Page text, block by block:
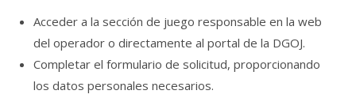
Acceder a la sección de juego responsable en la web
del operador o directamente al portal de la DGOJ.
Completar el formulario de solicitud, proporcionando
los datos personales necesarios.